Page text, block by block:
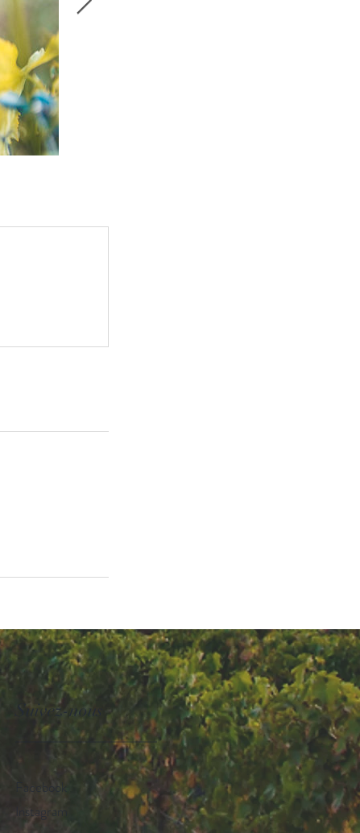
Suivez-nous
________________
Facebook
Instagram